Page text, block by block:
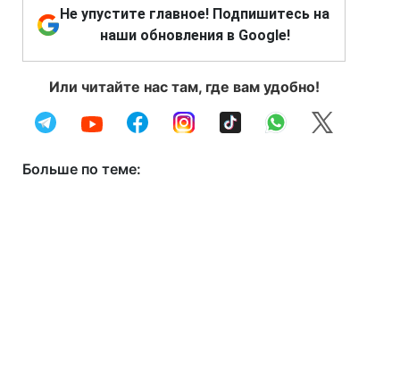
Не упустите главное! Подпишитесь на
наши обновления в Google!
Или читайте нас там, где вам удобно!
Больше по теме: